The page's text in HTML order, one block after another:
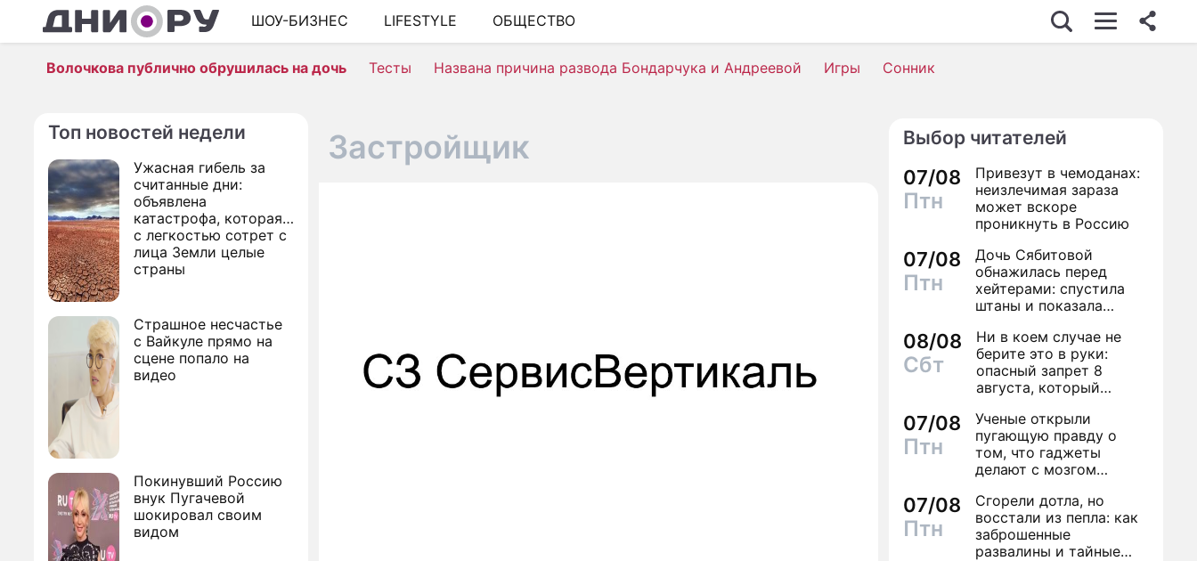
ШОУ-БИЗНЕС LIFESTYLE
ОБЩЕСТВО
ШОУ-БИЗНЕС
АВТО
СЕРИАЛЫ
ИГРЫ
Волочкова публично обрушилась на дочь Тесты Названа причина развода Бондарчука и Андреевой Игры Сонник
Топ новостей недели
Ужасная гибель за
считанные дни:
объявлена
катастрофа, которая
с легкостью сотрет с
лица Земли целые
страны
Страшное несчастье
с Вайкуле прямо на
сцене попало на
видео
Покинувший Россию
внук Пугачевой
шокировал своим
видом
Застройщик Выбор читателей
07/08
Птн
Привезут в чемоданах:
неизлечимая зараза
может вскоре
проникнуть в Россию
07/08
Птн
Дочь Сябитовой
обнажилась перед
хейтерами: спустила
штаны и показала
08/08
Сбт
Ни в коем случае не
берите это в руки:
опасный запрет 8
августа, который
женское счастье
07/08
Птн
Ученые открыли
пугающую правду о
том, что гаджеты
делают с мозгом
07/08
Птн
Сгорели дотла, но
восстали из пепла: как
заброшенные
развалины и тайные